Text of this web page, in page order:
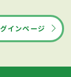
インページ